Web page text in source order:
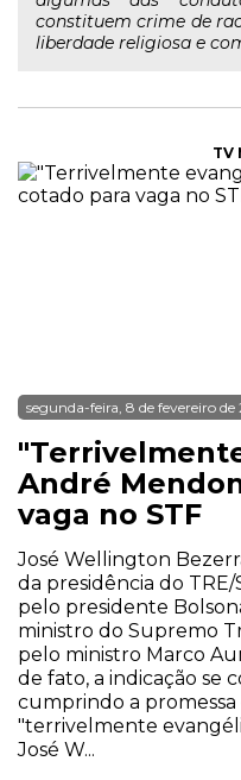
constituem crime de
liberdade religiosa e
TV
segunda-feira, 8 de fevereiro de
André
vaga no STF
José Wellington
da presidência do
pelo presidente
ministro do Supremo
pelo ministro Marco
de fato, a indicação se
cumprindo a
"terrivelmente
José W...